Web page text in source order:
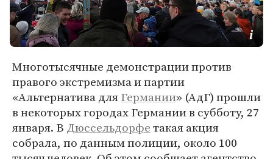
Многотысячные демонстрации против
правого экстремизма и партии
«Альтернатива дляГермании» (АдГ) прошли
в некоторых городах Германии в субботу, 27
января. В Дюссельдорфетакая акция
собрала, по данным полиции, около 100